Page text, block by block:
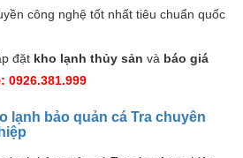
công nghệ tốt nhất tiêu chuẩn quốc
đặt kho lạnh thủy sản và báo giá
0926.381.999
lạnh bảo quản cá Tra chuyên